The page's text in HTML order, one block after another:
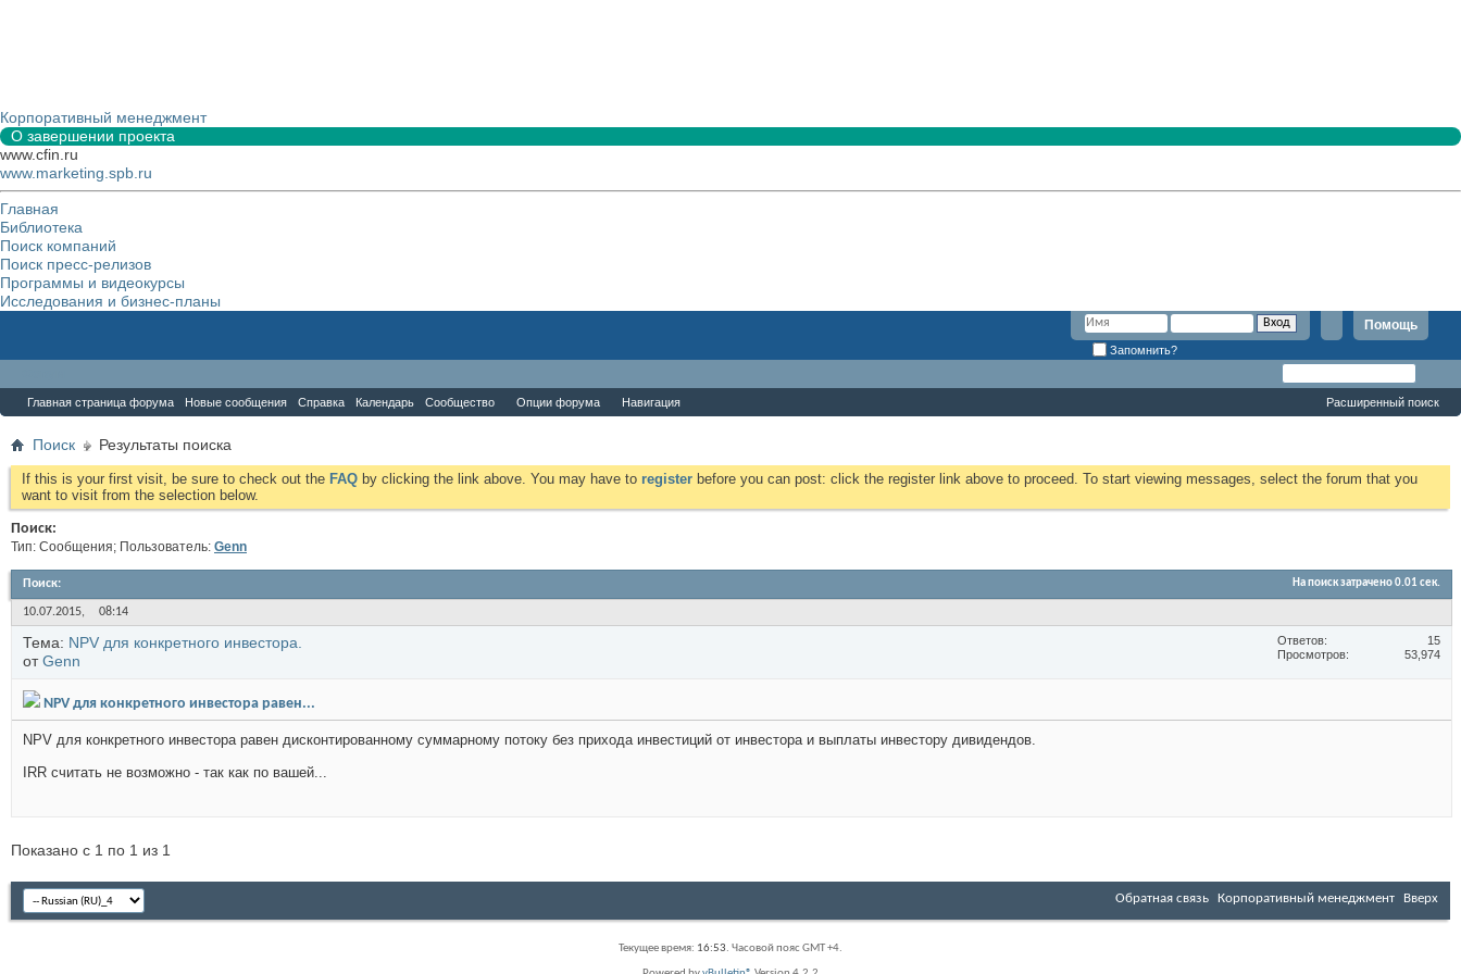
Корпоративный менеджмент
О завершении проекта
www.cfin.ru
www.marketing.spb.ru
Главная
Библиотека
Поиск компаний
Поиск пресс-релизов
Программы и видеокурсы
Исследования и бизнес-планы
Помощь
Запомнить?
Главная страница форума Новые сообщения Справка Календарь Сообщество Опции форума Навигация Расширенный поиск
Поиск Результаты поиска
If this is your first visit, be sure to check out the FAQ by clicking the link above. You may have to register before you can post: click the register link above to proceed. To start viewing messages, select the forum that you
want to visit from the selection below.
Поиск:
Тип: Сообщения; Пользователь: Genn
Поиск: На поиск затрачено0.01 сек.
10.07.2015, 08:14
Тема: NPV для конкретного инвестора.
отGenn
Ответов
15
Просмотров
53,974
NPV для конкретного инвестора равен...
NPV для конкретного инвестора равен дисконтированному суммарному потоку без прихода инвестиций от инвестора и выплаты инвестору дивидендов.
IRR считать не возможно - так как по вашей...
Показано с 1 по 1 из 1
Обратная связь Корпоративный менеджмент Вверх
Текущее время: 16:53. Часовой пояс GMT +4.